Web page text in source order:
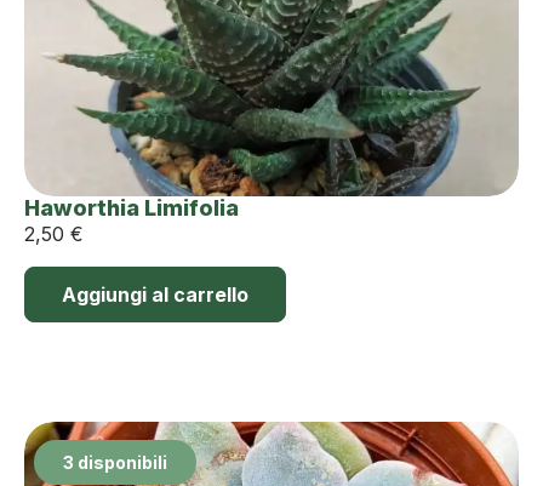
Haworthia Limifolia
2,50 €
Aggiungi al carrello
3 disponibili